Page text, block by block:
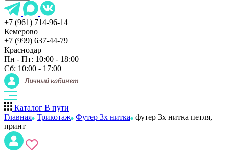
+7 (961) 714-96-14
Кемерово
+7 (999) 637-44-79
Краснодар
Пн - Пт: 10:00 - 18:00
Сб: 10:00 - 17:00
Каталог В пути
Главная Трикотаж Футер 3х нитка
футер 3х нитка петля,
принт